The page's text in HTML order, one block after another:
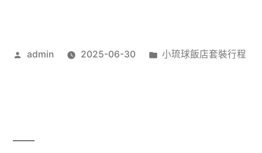
作
admin 2025-06-30
分
小琉球飯店套裝行程